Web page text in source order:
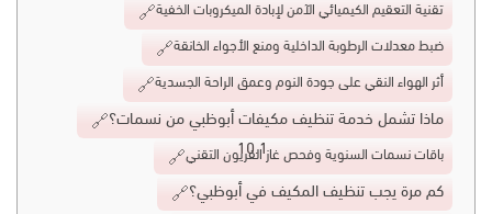
تقنية التعقيم الكيميائي الآمن لإبادة الميكروبات الخفية
ضبط معدلات الرطوبة الداخلية ومنع الأجواء الخانقة
أثر الهواء النقي على جودة النوم وعمق الراحة الجسدية
ماذا تشمل خدمة تنظيف مكيفات أبوظبي من نسمات؟
باقات نسمات السنوية وفحص غاز الفريون التقني
كم مرة يجب تنظيف المكيف في أبوظبي؟